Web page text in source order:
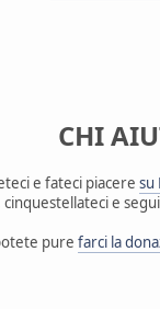
CHI
e fateci piacere su
e
pure farci la